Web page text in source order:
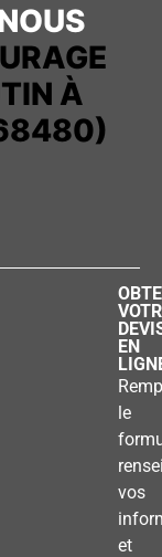
À
EN
le
vos
et